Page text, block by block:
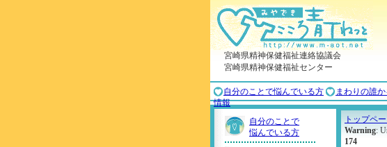
宮崎県精神保健福祉連絡協議会
宮崎県精神保健福祉センター
自分のことで悩んでいる方 まわりの誰
情報
自分のことで
悩んでいる方
トップペ
Warning:
174